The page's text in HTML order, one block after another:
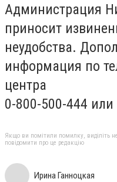
Администрация
приносит
неудобства.
информация по
центра
0-800-500-444
Якщо ви помітили помилку, виділіть
повідомити про це редакцію
Ирина Ганноцкая